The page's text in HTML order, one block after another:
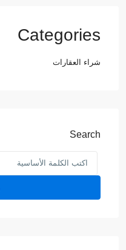
Categories
شراء العقارات
Search